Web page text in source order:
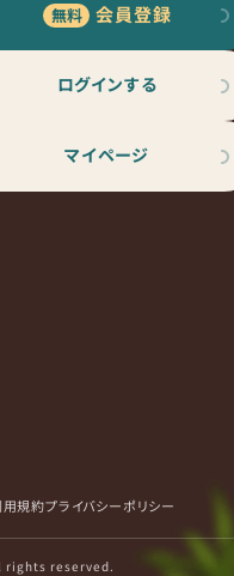
会員登録
ログインする
マイページ
用規約プライバシーポリシー
rights reserved.